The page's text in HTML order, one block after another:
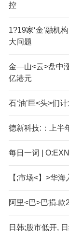
控
1?19家‘金’融机
大问题
金—山<云>盘中
亿港元
石‘油’巨<头>们
德新科技:：上半
每日一词 |
【;市场<】>华
阿里<巴>巴捐.款
日韩;股市低开,